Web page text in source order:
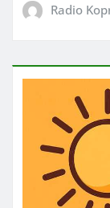
Radio